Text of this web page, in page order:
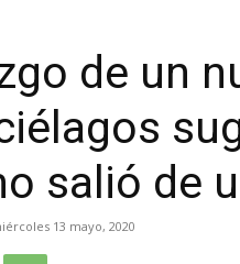
de un
salió de
13 mayo, 2020